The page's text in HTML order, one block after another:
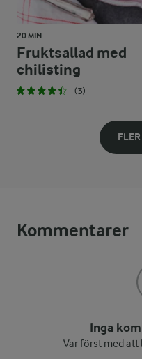
20 MIN
Fruktsallad med
chilisting
(3)
Kommentarer
Inga
Var först med